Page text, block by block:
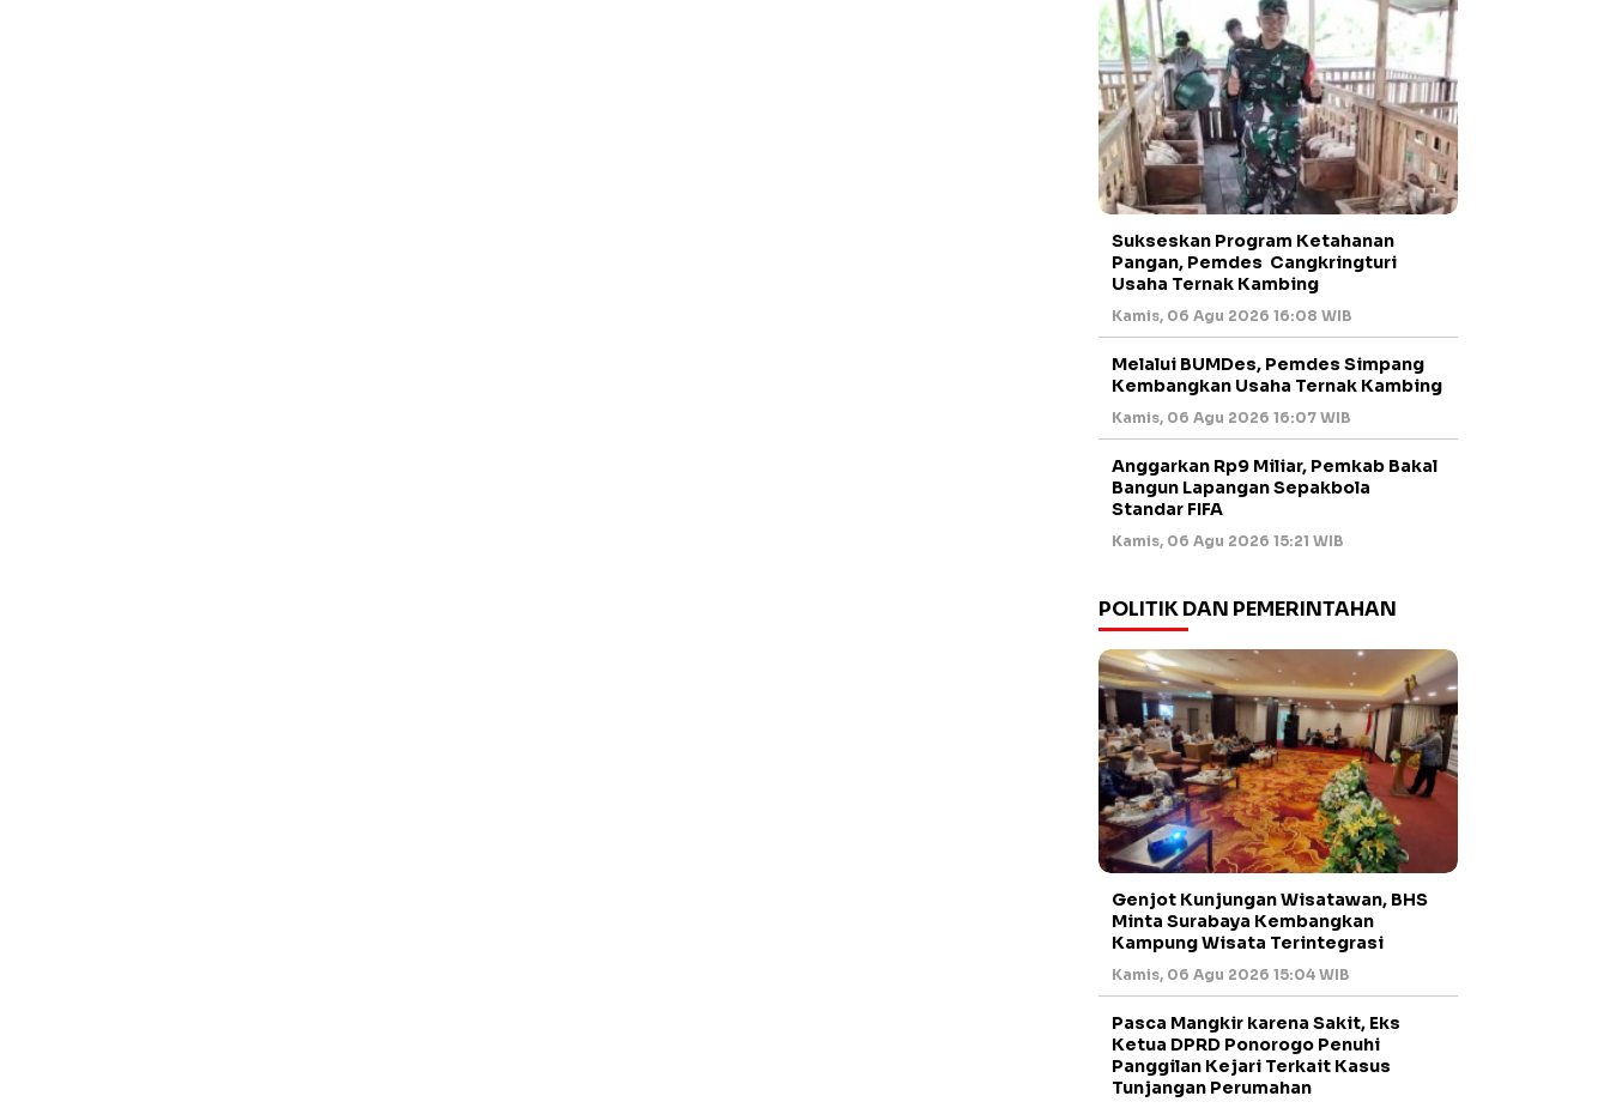
Sukseskan Program Ketahanan
Pangan, Pemdes Cangkringturi
Usaha Ternak Kambing
Kamis, 06 Agu 2026 16:08 WIB
Melalui BUMDes, Pemdes Simpang
Kembangkan Usaha Ternak Kambing
Kamis, 06 Agu 2026 16:07 WIB
Anggarkan Rp9 Miliar, Pemkab Bakal
Bangun Lapangan Sepakbola
Standar FIFA
Kamis, 06 Agu 2026 15:21 WIB
POLITIK DAN PEMERINTAHAN
Genjot Kunjungan Wisatawan, BHS
Minta Surabaya Kembangkan
Kampung Wisata Terintegrasi
Kamis, 06 Agu 2026 15:04 WIB
Pasca Mangkir karena Sakit, Eks
Ketua DPRD Ponorogo Penuhi
Panggilan Kejari Terkait Kasus
Tunjangan Perumahan